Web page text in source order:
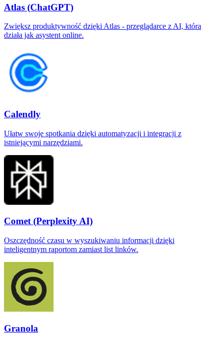
Atlas (ChatGPT)
Zwiększ produktywność dzięki Atlas - przeglądarce z AI, która
działa jak asystent online.
Calendly
Ułatw swoje spotkania dzięki automatyzacji i integracji z
istniejącymi narzędziami.
Comet (Perplexity AI)
Oszczędność czasu w wyszukiwaniu informacji dzięki
inteligentnym raportom zamiast list linków.
Granola